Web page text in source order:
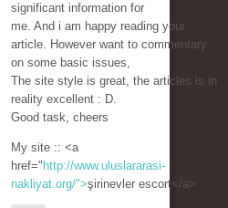
significant information for
me. And i am happy reading your
article. However want to commentary
on some basic issues,
The site style is great, the articles is in
reality excellent : D.
Good task, cheers
My site :: <a
href=" http://www.uluslararasi-
nakliyat.org/">şirinevler escort</a>